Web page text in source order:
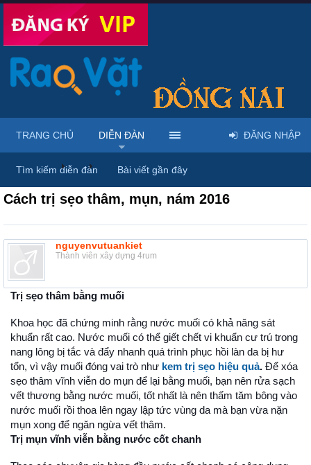
Diễn đàn ... Mỹ phẩm & spa làm đẹp tại Đồng Nai
Cách trị sẹo thâm, mụn, nám 2016
nguyenvutuankiet
Thành viên xây dựng 4rum
Trị sẹo thâm bằng muối
Khoa học đã chứng minh rằng nước muối có khả năng sát
khuẩn rất cao. Nước muối có thể giết chết vi khuẩn cư trú trong
nang lông bị tắc và đẩy nhanh quá trình phục hồi làn da bị hư
tổn, vì vậy muối đóng vai trò như kem trị sẹo hiệu quả. Để xóa
sẹo thâm vĩnh viễn do mụn để lại bằng muối, bạn nên rửa sạch
vết thương bằng nước muối, tốt nhất là nên thấm tăm bông vào
nước muối rồi thoa lên ngay lập tức vùng da mà bạn vừa nặn
mụn xong để ngăn ngừa vết thâm.
Trị mụn vĩnh viễn bằng nước cốt chanh
TRANG CHỦ DIỄN ĐÀN
Tìm kiếm diễn đàn Bài viết gần đây
ĐĂNG NHẬP